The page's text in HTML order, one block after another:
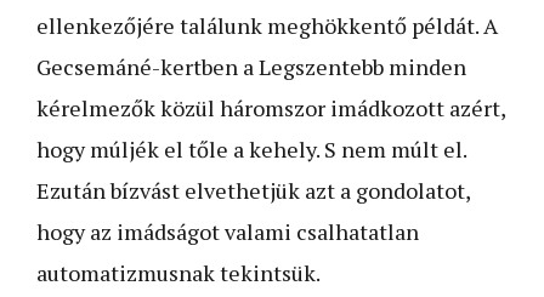
ellenkezőjére találunk meghökkentő példát. A
Gecsemáné-kertben a Legszentebb minden
kérelmezők közül háromszor imádkozott azért,
hogy múljék el tőle a kehely. S nem múlt el.
Ezután bízvást elvethetjük azt a gondolatot,
hogy az imádságot valami csalhatatlan
automatizmusnak tekintsük.